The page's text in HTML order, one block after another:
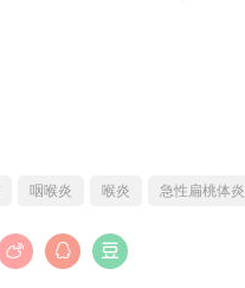
咽喉炎 喉炎 急性扁桃体炎